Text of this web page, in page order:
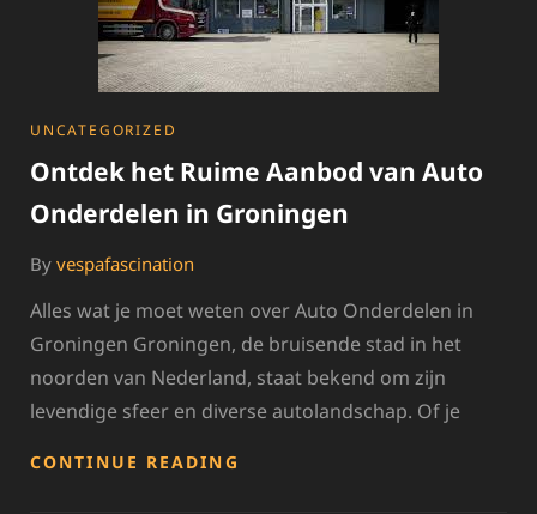
CATEGORIES
UNCATEGORIZED
Ontdek het Ruime Aanbod van Auto
Onderdelen in Groningen
By vespafascination
Alles wat je moet weten over Auto Onderdelen in
Groningen Groningen, de bruisende stad in het
noorden van Nederland, staat bekend om zijn
levendige sfeer en diverse autolandschap. Of je
CONTINUE READING